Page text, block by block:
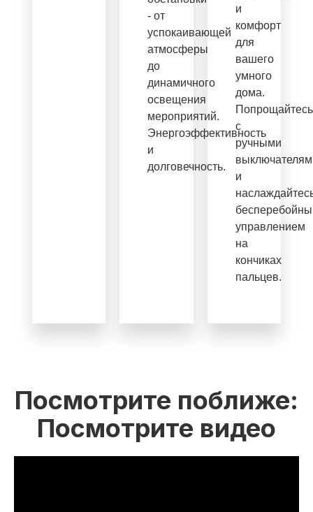
- от
успокаивающей
атмосферы
до
динамичного
освещения
мероприятий.
Энергоэффективность
и
долговечность.
и
комфорт
для
вашего
умного
дома.
Попрощайтесь
с
ручными
и
управлением
на
кончиках
пальцев.
Посмотрите поближе:
Посмотрите видео